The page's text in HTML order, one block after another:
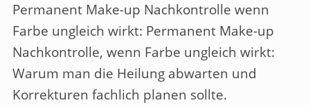
Permanent Make-up Nachkontrolle wenn
Farbe ungleich wirkt: Permanent Make-up
Nachkontrolle, wenn Farbe ungleich wirkt:
Warum man die Heilung abwarten und
Korrekturen fachlich planen sollte.